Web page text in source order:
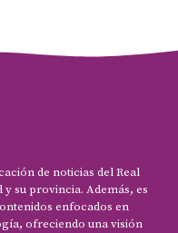
de noticias del Real
y su provincia. Además, es
enfocados en
ofreciendo una visión